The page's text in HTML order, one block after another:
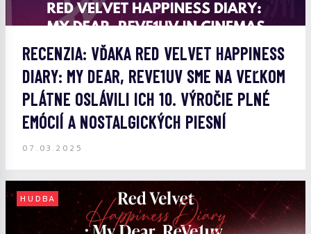
RECENZIA: VĎAKA RED VELVET HAPPINESS
DIARY: MY DEAR, REVE1UV SME NA VEĽKOM
PLÁTNE OSLÁVILI ICH 10. VÝROČIE PLNÉ
EMÓCIÍ A NOSTALGICKÝCH PIESNÍ
07.03.2025
HUDBA